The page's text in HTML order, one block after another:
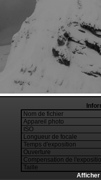
Nom de fichier
Appareil photo
ISO
Longueur de focale
Temps d'exposition
Ouverture
Compensation de
Taille
Afficher